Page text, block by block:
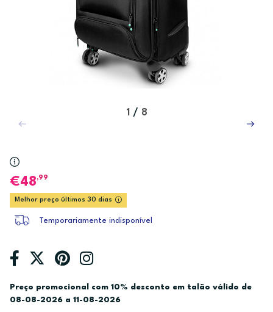
1 / 8
48,99
Melhor preço últimos 30 dias
Temporariamente indisponível
Preço promocional com 10% desconto em talão válido de
08-08-2026 a 11-08-2026